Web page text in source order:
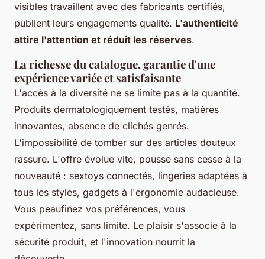
visibles travaillent avec des fabricants certifiés,
publient leurs engagements qualité. L'authenticité
attire l'attention et réduit les réserves.
La richesse du catalogue, garantie d'une
expérience variée et satisfaisante
L'accès à la diversité ne se limite pas à la quantité.
Produits dermatologiquement testés, matières
innovantes, absence de clichés genrés.
L'impossibilité de tomber sur des articles douteux
rassure. L'offre évolue vite, pousse sans cesse à la
nouveauté : sextoys connectés, lingeries adaptées à
tous les styles, gadgets à l'ergonomie audacieuse.
Vous peaufinez vos préférences, vous
expérimentez, sans limite. Le plaisir s'associe à la
sécurité produit, et l'innovation nourrit la